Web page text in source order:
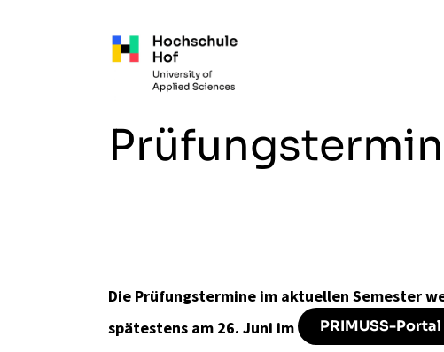
Die Prüfungstermine im aktuellen Semester
spätestens am 26. Juni im
PRIMUSS-Portal